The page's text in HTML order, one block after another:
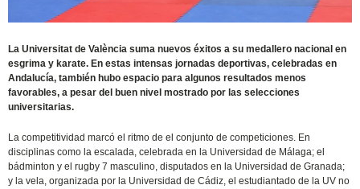
La Universitat de València suma nuevos éxitos a su medallero nacional en
esgrima y karate. En estas intensas jornadas deportivas, celebradas en
Andalucía, también hubo espacio para algunos resultados menos
favorables, a pesar del buen nivel mostrado por las selecciones
universitarias.
La competitividad marcó el ritmo de el conjunto de competiciones. En
disciplinas como la escalada, celebrada en la Universidad de Málaga; el
bádminton y el rugby 7 masculino, disputados en la Universidad de Granada;
y la vela, organizada por la Universidad de Cádiz, el estudiantado de la UV no